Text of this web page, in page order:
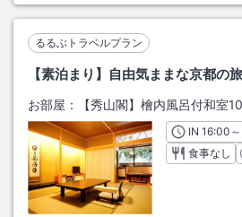
るるぶトラベルプラン
【素泊まり】自由気ままな京都の
お部屋： 【秀山閣】檜内風呂付和室
INチェッ
16:00
食事なし